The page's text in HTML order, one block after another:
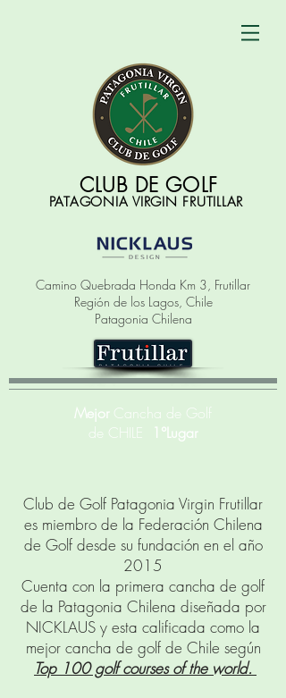
CLUB DE GOLF
PATAGONIA VIRGIN FRUTILLAR
Camino Quebrada Honda Km 3, Frutillar
Región de los Lagos, Chile
Patagonia Chilena
Mejor Cancha de Golf
de CHILE
1°Lugar
Club de Golf Patagonia Virgin Frutillar
es miembro de la Federación Chilena
de Golf desde su fundación en el año
2015
Cuenta con la primera cancha de golf
de la Patagonia Chilena diseñada por
NICKLAUS y esta calificada como la
mejor cancha de golf de Chile según
Top 100 golf courses of the world.